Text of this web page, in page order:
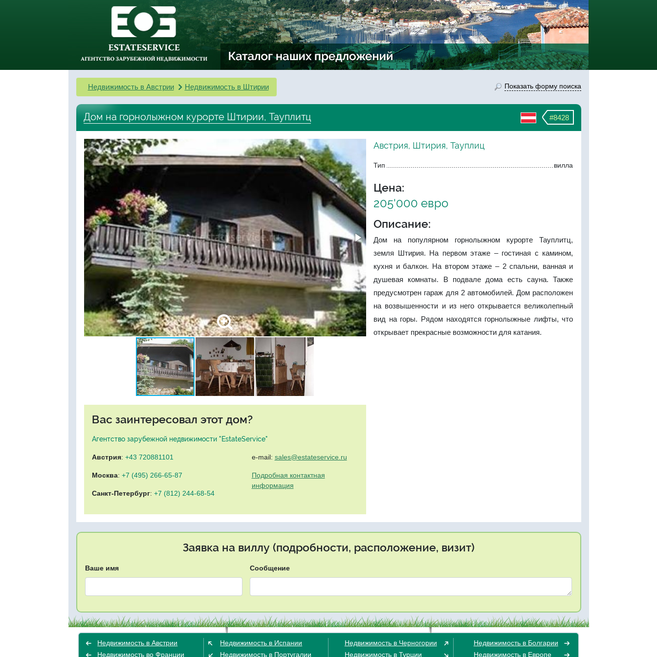
Недвижимость в Австрии Недвижимость в Штирии Показать форму поиска
#8428
Дом на горнолыжном курорте Штирии, Тауплитц
Вас заинтересовал этот дом?
Агентство зарубежной недвижимости "EstateService"
Австрия: +43 720881101
Москва: +7 (495) 266-65-87
Санкт-Петербург: +7 (812) 244-68-54
e-mail: sales@estateservice.ru
Подробная контактная
информация
Австрия, Штирия, Тауплиц
Тип вилла
Цена:
205'000 евро
Описание:
Дом на популярном горнолыжном курорте Тауплитц,
земля Штирия. На первом этаже – гостиная с камином,
кухня и балкон. На втором этаже – 2 спальни, ванная и
душевая комнаты. В подвале дома есть сауна. Также
предусмотрен гараж для 2 автомобилей. Дом расположен
на возвышенности и из него открывается великолепный
вид на горы. Рядом находятся горнолыжные лифты, что
открывает прекрасные возможности для катания.
Заявка на виллу (подробности, расположение, визит)
Ваше имя Сообщение
Недвижимость в Австрии
Недвижимость во Франции
Недвижимость в Испании
Недвижимость в Португалии
Недвижимость в Черногории
Недвижимость в Турции
Недвижимость в Болгарии
Недвижимость в Европе